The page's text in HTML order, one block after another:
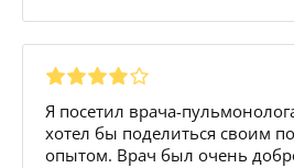
Я посетил врача-
хотел бы поделиться своим
опытом. Врач был очень